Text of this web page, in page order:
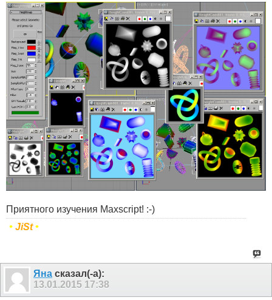
Приятного изучения Maxscript! :-)
• JiSt•
Яна сказал(-а):
13.01.2015 17:38